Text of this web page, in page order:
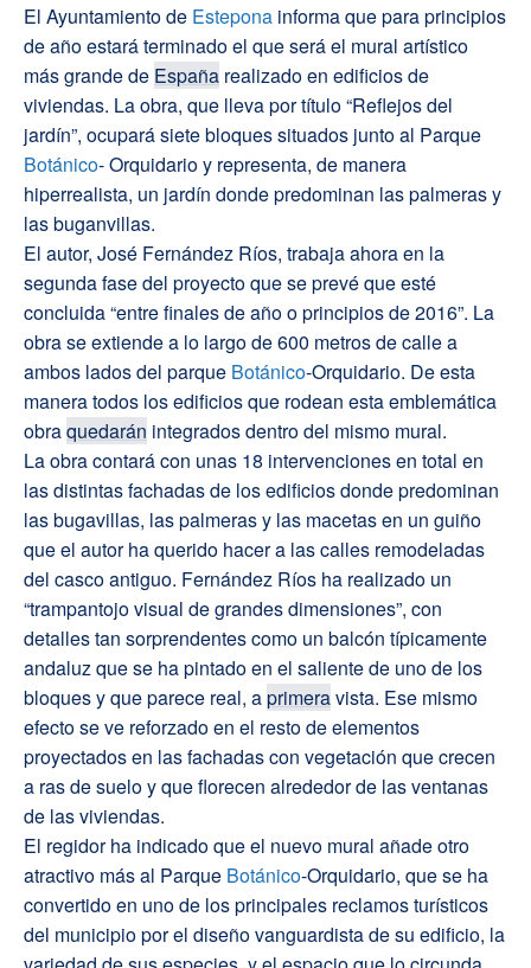
El Ayuntamiento de Estepona informa que para principios
de año estará terminado el que será el mural artístico
más grande de España realizado en edificios de
viviendas. La obra, que lleva por título “Reflejos del
jardín”, ocupará siete bloques situados junto al Parque
Botánico- Orquidario y representa, de manera
hiperrealista, un jardín donde predominan las palmeras y
las buganvillas.
El autor, José Fernández Ríos, trabaja ahora en la
segunda fase del proyecto que se prevé que esté
concluida “entre finales de año o principios de 2016”. La
obra se extiende a lo largo de 600 metros de calle a
ambos lados del parque Botánico-Orquidario. De esta
manera todos los edificios que rodean esta emblemática
obraquedarán integrados dentro del mismo mural.
La obra contará con unas 18 intervenciones en total en
las distintas fachadas de los edificios donde predominan
las bugavillas, las palmeras y las macetas en un guiño
que el autor ha querido hacer a las calles remodeladas
del casco antiguo. Fernández Ríos ha realizado un
“trampantojo visual de grandes dimensiones”, con
detalles tan sorprendentes como un balcón típicamente
andaluz que se ha pintado en el saliente de uno de los
bloques y que parece real, aprimeravista. Ese mismo
efecto se ve reforzado en el resto de elementos
proyectados en las fachadas con vegetación que crecen
a ras de suelo y que florecen alrededor de las ventanas
de las viviendas.
El regidor ha indicado que el nuevo mural añade otro
atractivo más al Parque Botánico-Orquidario, que se ha
convertido en uno de los principales reclamos turísticos
del municipio por el diseño vanguardista de su edificio, la